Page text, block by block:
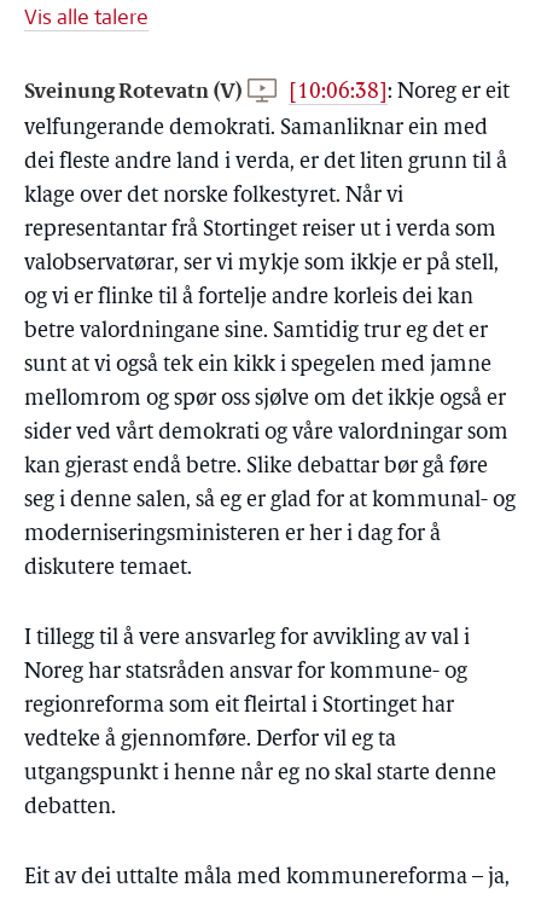
Vis alle talere
Sveinung Rotevatn (V) [10:06:38] : Noreg er eit
velfungerande demokrati. Samanliknar ein med
dei fleste andre land i verda, er det liten grunn til å
klage over det norske folkestyret. Når vi
representantar frå Stortinget reiser ut i verda som
valobservatørar, ser vi mykje som ikkje er på stell,
og vi er flinke til å fortelje andre korleis dei kan
betre valordningane sine. Samtidig trur eg det er
sunt at vi også tek ein kikk i spegelen med jamne
mellomrom og spør oss sjølve om det ikkje også er
sider ved vårt demokrati og våre valordningar som
kan gjerast endå betre. Slike debattar bør gå føre
seg i denne salen, så eg er glad for at kommunal- og
moderniseringsministeren er her i dag for å
diskutere temaet.
I tillegg til å vere ansvarleg for avvikling av val i
Noreg har statsråden ansvar for kommune- og
regionreforma som eit fleirtal i Stortinget har
vedteke å gjennomføre. Derfor vil eg ta
utgangspunkt i henne når eg no skal starte denne
debatten.
Eit av dei uttalte måla med kommunereforma – ja,